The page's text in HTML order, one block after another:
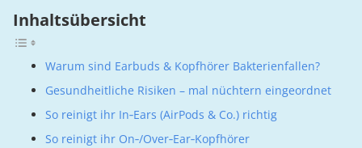
Inhaltsübersicht
Warum sind Earbuds & Kopfhörer Bakterienfallen?
Gesundheitliche Risiken – mal nüchtern eingeordnet
So reinigt ihr In‑Ears (AirPods & Co.) richtig
So reinigt ihr On‑/Over‑Ear‑Kopfhörer